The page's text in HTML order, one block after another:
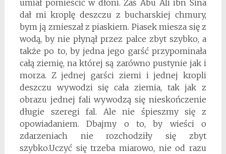
umiał pomieścić w dłoni. Zaś Abu Ali ibn Sina
dał mi kroplę deszczu z bucharskiej chmury,
bym ją zmieszał z piaskiem. Piasek miesza się z
wodą, by nie płynął przez palce zbyt szybko, a
także po to, by jedna jego garść przypominała
całą ziemię, na której są zarówno pustynie jak i
morza. Z jednej garści ziemi i jednej kropli
deszczu wywodzi się cała ziemia, tak jak z
obrazu jednej fali wywodzą się nieskończenie
długie szeregi fal. Ale nie śpieszmy się z
opowiadaniem. Dbajmy o to, by wieści o
zdarzeniach nie rozchodziły się zbyt
szybko.Uczyć się trzeba miarowo, nie od razu